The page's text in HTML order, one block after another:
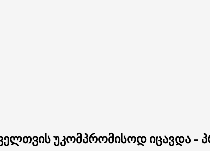
უკომპრომისოდ იცავდა –